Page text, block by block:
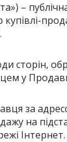
–
сторін,
у
за
на
Інтернет.